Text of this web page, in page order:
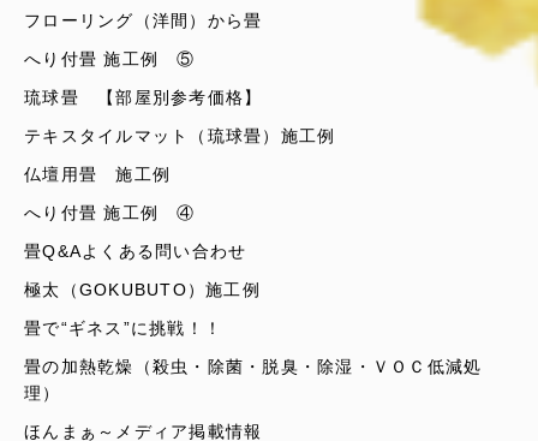
フローリング（洋間）から畳
へり付畳 施工例 ⑤
琉球畳 【部屋別参考価格】
テキスタイルマット（琉球畳）施工例
仏壇用畳 施工例
へり付畳 施工例 ④
畳Q&Aよくある問い合わせ
極太（GOKUBUTO）施工例
畳で“ギネス”に挑戦！！
畳の加熱乾燥（殺虫・除菌・脱臭・除湿・ＶＯＣ低減処
理）
ほんまぁ～メディア掲載情報